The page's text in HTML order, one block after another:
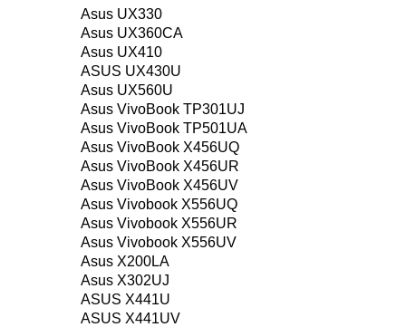
Asus UX330
Asus UX360CA
Asus UX410
ASUS UX430U
Asus UX560U
Asus VivoBook TP301UJ
Asus VivoBook TP501UA
Asus VivoBook X456UQ
Asus VivoBook X456UR
Asus VivoBook X456UV
Asus Vivobook X556UQ
Asus Vivobook X556UR
Asus Vivobook X556UV
Asus X200LA
Asus X302UJ
ASUS X441U
ASUS X441UV